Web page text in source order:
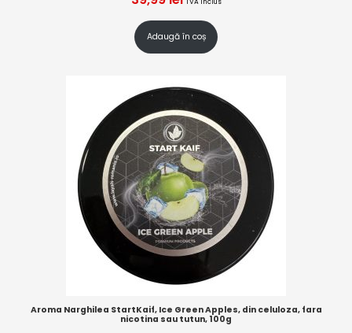
Adaugă în coș
Aroma Narghilea StartKaif, Ice Green Apples, din celuloza, fara
nicotina sau tutun, 100g